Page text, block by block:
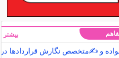
و ✍️متخصص نگارش قراردادها در
بیشتر